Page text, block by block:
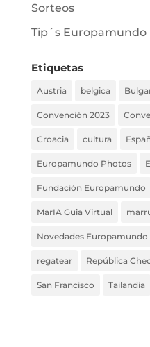
Sorteos
Tip´s Europamundo
Etiquetas
Austria belgica
Convención 2023
Croacia cultura
Europamundo Photos
Fundación Europamundo
MarIA Guia Virtual
Novedades Europamundo
regatear República
San Francisco Tailandia